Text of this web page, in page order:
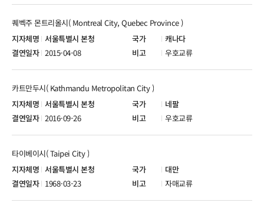
서울특별시 본청 캐나다
퀘벡주 몬트리올시( Montreal City, Quebec Province )
2015-04-08 우호교류
서울특별시 본청 네팔
카트만두시( Kathmandu Metropolitan City )
2016-09-26 우호교류
서울특별시 본청 대만
타이베이시( Taipei City )
1968-03-23 자매교류